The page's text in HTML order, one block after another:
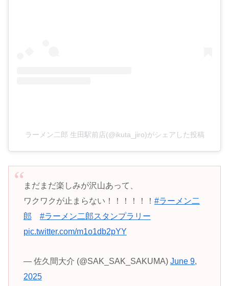
ラーメン二郎 生田駅前店(@ikuta_jiro)がシェアした投稿
まだまだ楽しみが沢山あって、
ワクワクが止まらない！！！！！！ #ラーメン二
郎
#ラーメン二郎スタンプラリー
pic.twitter.com/m1o1db2pYY
— 佐久間大介 (@SAK_SAK_SAKUMA) June 9,
2025